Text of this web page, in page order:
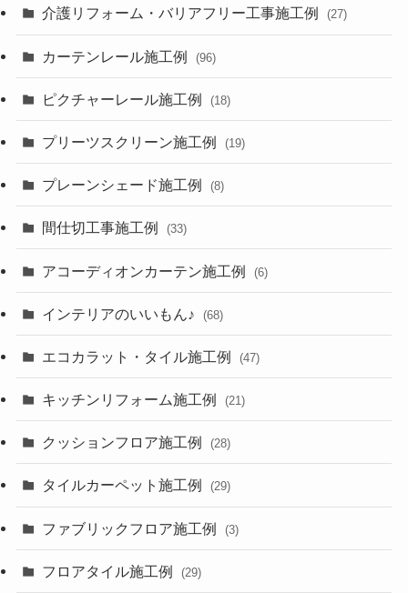
介護リフォーム・バリアフリー工事施工例 (27)
カーテンレール施工例 (96)
ピクチャーレール施工例 (18)
プリーツスクリーン施工例 (19)
プレーンシェード施工例 (8)
間仕切工事施工例 (33)
アコーディオンカーテン施工例 (6)
インテリアのいいもん♪ (68)
エコカラット・タイル施工例 (47)
キッチンリフォーム施工例 (21)
クッションフロア施工例 (28)
タイルカーペット施工例 (29)
ファブリックフロア施工例 (3)
フロアタイル施工例 (29)